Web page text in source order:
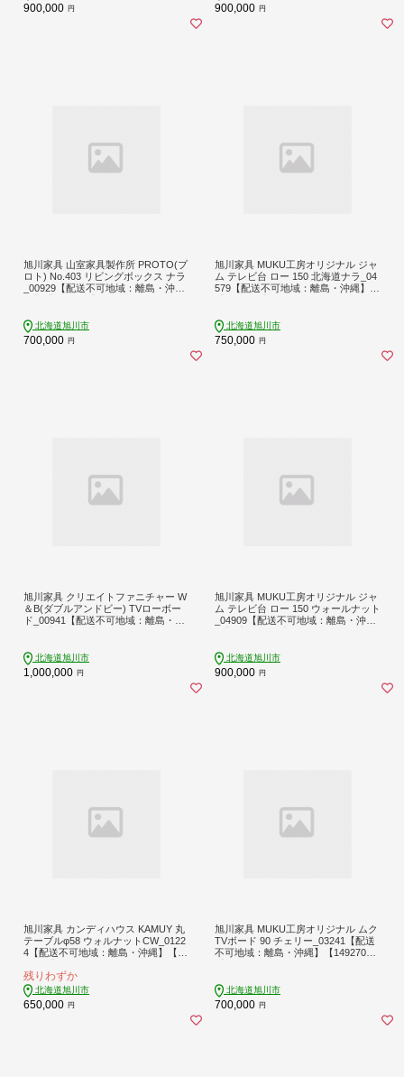
900,000 円 900,000 円
旭川家具 山室家具製作所 PROTO(プ
ロト) No.403 リビングボックス ナラ
_00929【配送不可地域：離島・沖
北海道旭川市
700,000 円
旭川家具 MUKU工房オリジナル ジャ
ム テレビ台 ロー 150 北海道ナラ_04
579【配送不可地域：離島・沖縄】
北海道旭川市
750,000 円
旭川家具 クリエイトファニチャー W
＆B(ダブルアンドビー) TVローボー
ド_00941【配送不可地域：離島・沖
北海道旭川市
1,000,000 円
旭川家具 MUKU工房オリジナル ジャ
ム テレビ台 ロー 150 ウォールナット
_04909【配送不可地域：離島・沖
北海道旭川市
900,000 円
旭川家具 カンディハウス KAMUY 丸
テーブルφ58 ウォルナットCW_0122
4【配送不可地域：離島・沖縄】【11
残りわずか
北海道旭川市
650,000 円
旭川家具 MUKU工房オリジナル ムク
TVボード 90 チェリー_03241【配送
不可地域：離島・沖縄】【149270
北海道旭川市
700,000 円